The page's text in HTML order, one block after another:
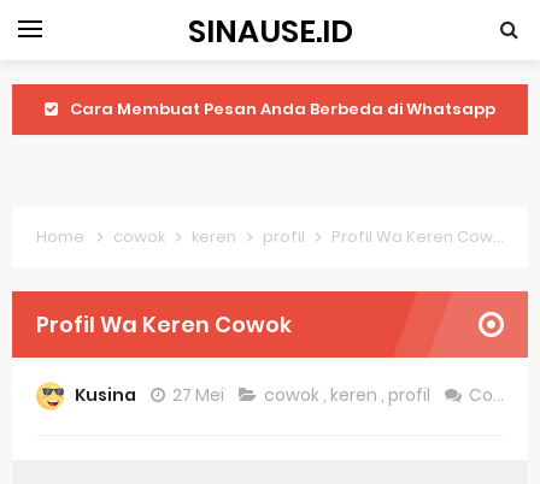
SINAUSE.ID
Cara Membuat Pesan Anda Berbeda di Whatsapp
Harga Laptop Acer Windows 10
Keytweak Windows 10
Cara Menginstal Windows 11
Home cowok keren profil Profil Wa Keren Cowok
Profil Wa Keren Cowok
Kusina 27 Mei cowok , keren , profil Comment